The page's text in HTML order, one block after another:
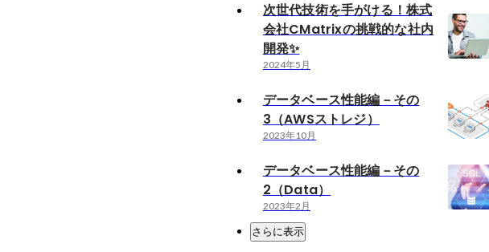
次世代技術を手がける！株式
会社CMatrixの挑戦的な社内
開発✨
2024年5月
データベース性能編－その
3（AWSストレジ）
2023年10月
データベース性能編－その
2（Data）
2023年2月
さらに表示